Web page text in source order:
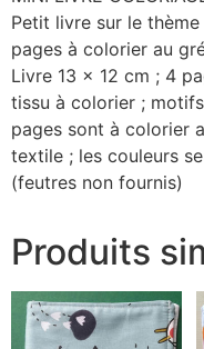
Petit livre sur le
pages à colorier au
Livre 13 x 12 cm ; 4
tissu à colorier ;
pages sont à colorier
textile ; les couleurs
(feutres non fournis)
Produits